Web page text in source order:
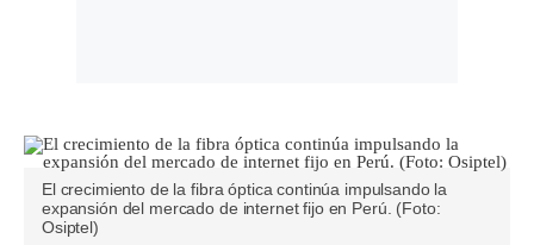
El crecimiento de la fibra óptica continúa impulsando la
expansión del mercado de internet fijo en Perú. (Foto:
Osiptel)